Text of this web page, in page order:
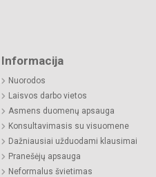
Informacija
Nuorodos
Laisvos darbo vietos
Asmens duomenų apsauga
Konsultavimasis su visuomene
Dažniausiai užduodami klausimai
Pranešėjų apsauga
Neformalus švietimas